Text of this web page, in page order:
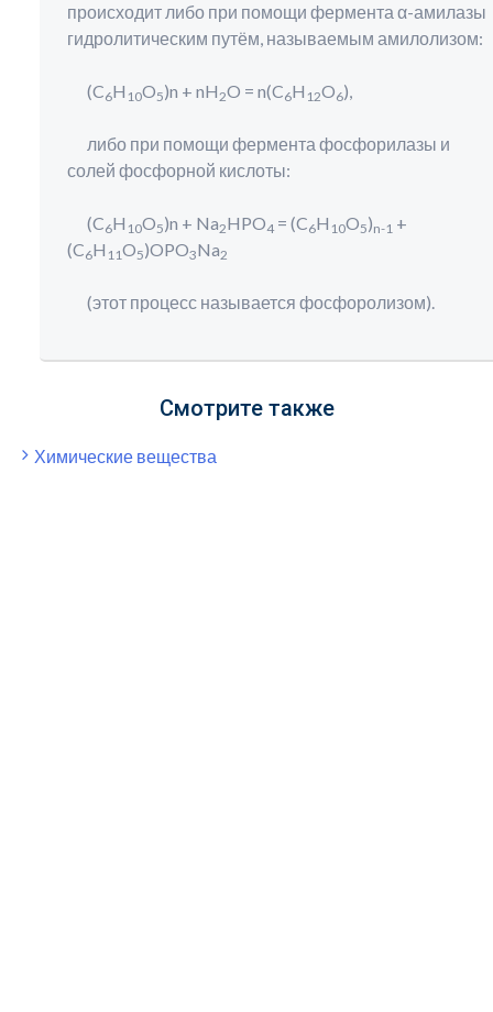
происходит либо при помощи фермента α-амилазы
гидролитическим путём, называемым амилолизом:
(C6H 10O5)n + nH2O = n(C6H 12O6),
либо при помощи фермента фосфорилазы и
солей фосфорной кислоты:
(C6H 10O5)n + Na2HPO4 = (C6H 10O5)n-1 +
(C6H 11O5)OPO3Na2
(этот процесс называется фосфоролизом).
Смотрите также
Химические вещества